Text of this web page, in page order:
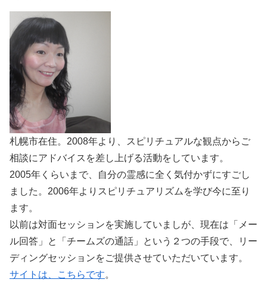
札幌市在住。2008年より、スピリチュアルな観点からご
相談にアドバイスを差し上げる活動をしています。
2005年くらいまで、自分の霊感に全く気付かずにすごし
ました。2006年よりスピリチュアリズムを学び今に至り
ます。
以前は対面セッションを実施していましが、現在は「メー
ル回答」と「チームズの通話」という２つの手段で、リー
ディングセッションをご提供させていただいています。
サイトは、こちらです。